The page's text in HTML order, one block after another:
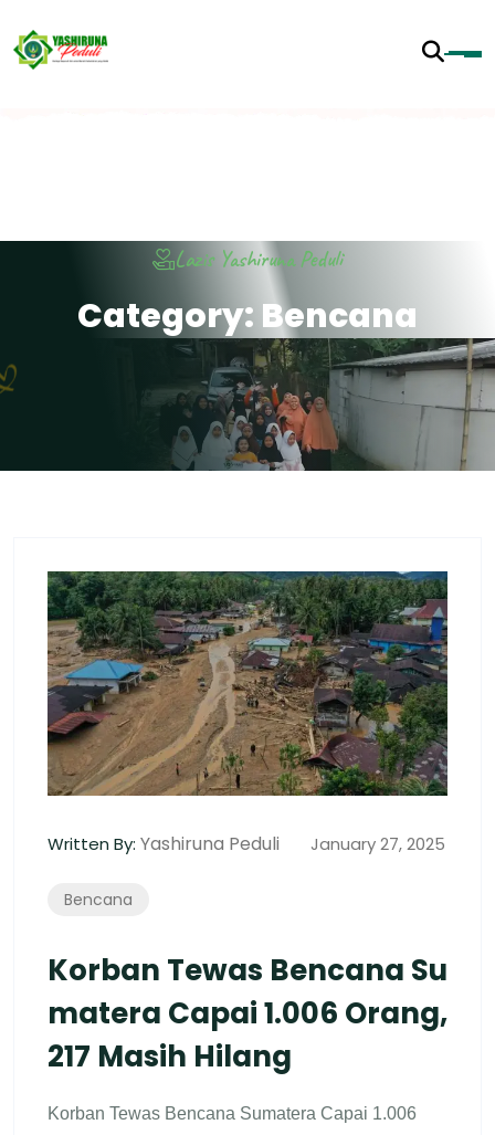
Lazis Yashiruna Peduli
Category: Bencana
Written By: Yashiruna Peduli January 27, 2025
Bencana
Korban Tewas Bencana Su
Matera Capai 1.006 Orang,
217 Masih Hilang
Korban Tewas Bencana Sumatera Capai 1.006